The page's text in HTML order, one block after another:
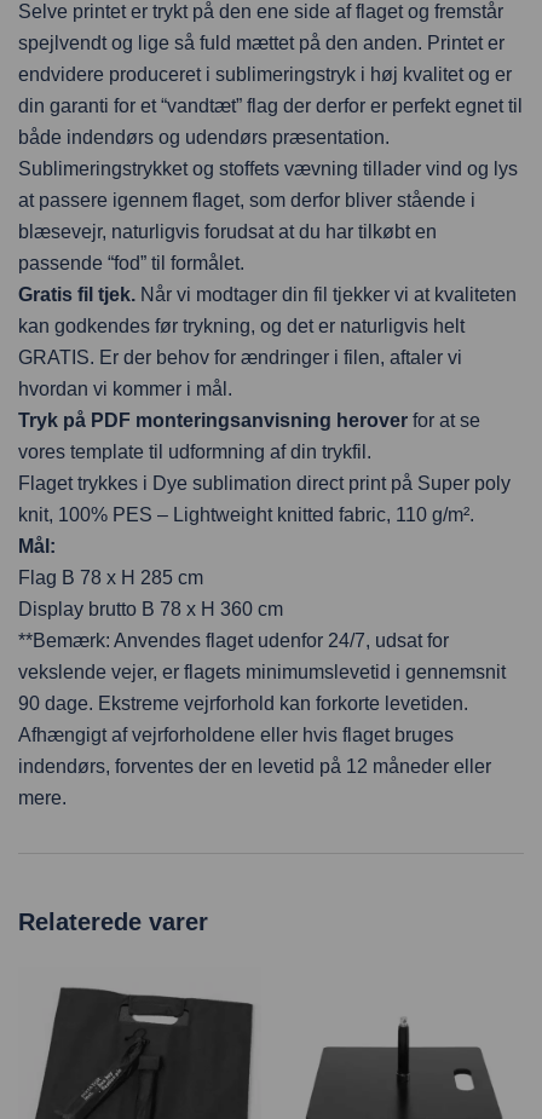
Selve printet er trykt på den ene side af flaget og fremstår
spejlvendt og lige så fuld mættet på den anden. Printet er
endvidere produceret i sublimeringstryk i høj kvalitet og er
din garanti for et “vandtæt” flag der derfor er perfekt egnet til
både indendørs og udendørs præsentation.
Sublimeringstrykket og stoffets vævning tillader vind og lys
at passere igennem flaget, som derfor bliver stående i
blæsevejr, naturligvis forudsat at du har tilkøbt en
passende “fod” til formålet.
Gratis fil tjek. Når vi modtager din fil tjekker vi at kvaliteten
kan godkendes før trykning, og det er naturligvis helt
GRATIS. Er der behov for ændringer i filen, aftaler vi
hvordan vi kommer i mål.
Tryk på PDF monteringsanvisning herover for at se
vores template til udformning af din trykfil.
Flaget trykkes i Dye sublimation direct print på Super poly
knit, 100% PES – Lightweight knitted fabric, 110 g/m².
Mål:
Flag B 78 x H 285 cm
Display brutto B 78 x H 360 cm
**Bemærk: Anvendes flaget udenfor 24/7, udsat for
vekslende vejer, er flagets minimumslevetid i gennemsnit
90 dage. Ekstreme vejrforhold kan forkorte levetiden.
Afhængigt af vejrforholdene eller hvis flaget bruges
indendørs, forventes der en levetid på 12 måneder eller
mere.
Relaterede varer